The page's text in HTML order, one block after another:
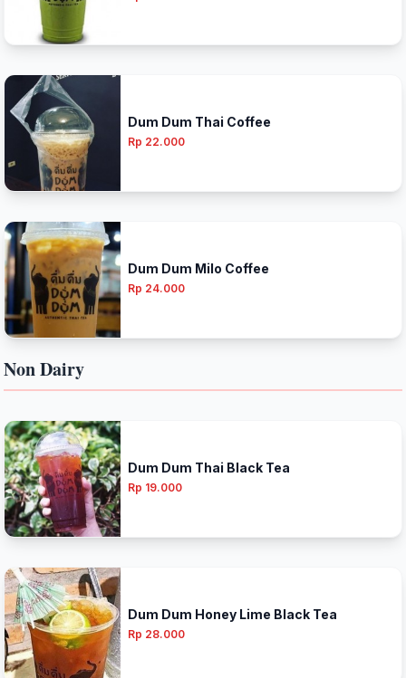
Dum Dum Thai Coffee
Rp 22.000
Dum Dum Milo Coffee
Rp 24.000
Non Dairy
Dum Dum Thai Black Tea
Rp 19.000
Dum Dum Honey Lime Black Tea
Rp 28.000